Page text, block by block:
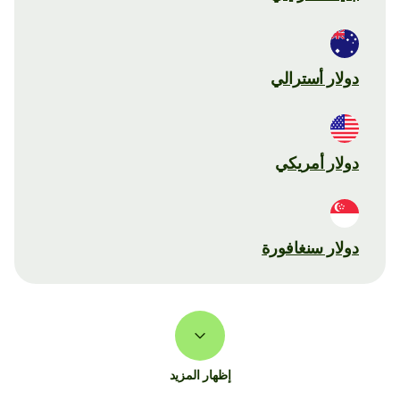
دولار أسترالي
دولار أمريكي
دولار سنغافورة
إظهار المزيد